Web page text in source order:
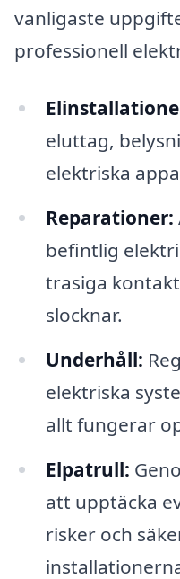
vanligaste
professionell
eluttag,
elektriska
Reparationer:
befintlig
trasiga
slocknar.
Underhåll:
elektriska
allt fungerar
Elpatrull:
att upptäcka
risker och